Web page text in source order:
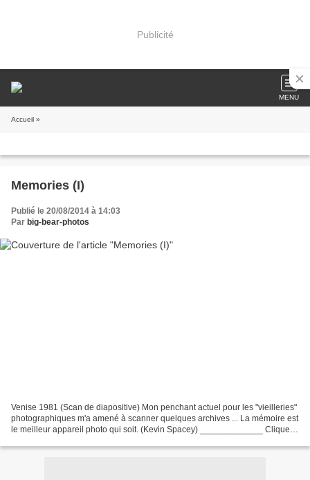
Publicité
MENU
Accueil »
Memories (I)
Publié le 20/08/2014 à 14:03
Par big-bear-photos
Venise 1981 (Scan de diapositive) Mon penchant actuel pour les "vieilleries"
photographiques m'a amené à scanner quelques archives ... La mémoire est
le meilleur appareil photo qui soit. (Kevin Spacey) _____________ Cliquez